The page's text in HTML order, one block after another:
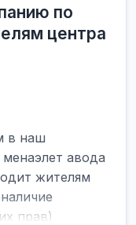
по
центра
в наш
авода
жителям
прав)